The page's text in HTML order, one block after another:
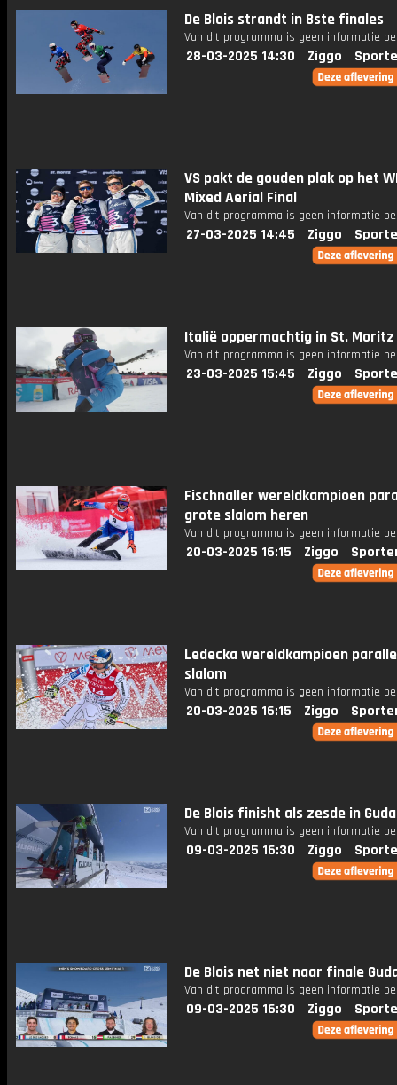
De Blois strandt in 8ste finales
Van dit programma is geen informatie
28-03-2025 14:30 Ziggo
VS pakt de gouden plak op het
Mixed Aerial Final
Van dit programma is geen informatie
27-03-2025 14:45 Ziggo
Italië oppermachtig in St. Moritz
Van dit programma is geen informatie
23-03-2025 15:45 Ziggo
Fischnaller wereldkampioen
grote slalom heren
Van dit programma is geen informatie
20-03-2025 16:15 Ziggo
Ledecka wereldkampioen
slalom
Van dit programma is geen informatie
20-03-2025 16:15 Ziggo
De Blois finisht als zesde in
Van dit programma is geen informatie
09-03-2025 16:30 Ziggo
De Blois net niet naar finale
Van dit programma is geen informatie
09-03-2025 16:30 Ziggo